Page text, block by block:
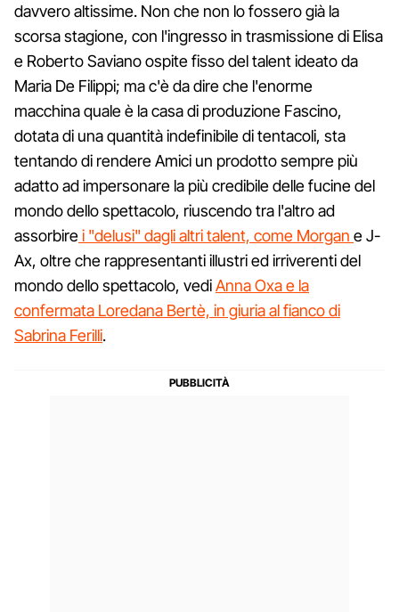
davvero altissime. Non che non lo fossero già la
scorsa stagione, con l'ingresso in trasmissione di Elisa
e Roberto Saviano ospite fisso del talent ideato da
Maria De Filippi; ma c'è da dire che l'enorme
macchina quale è la casa di produzione Fascino,
dotata di una quantità indefinibile di tentacoli, sta
tentando di rendere Amici un prodotto sempre più
adatto ad impersonare la più credibile delle fucine del
mondo dello spettacolo, riuscendo tra l'altro ad
assorbirei "delusi" dagli altri talent, come Morgan e J-
Ax, oltre che rappresentanti illustri ed irriverenti del
mondo dello spettacolo, vediAnna Oxa e la
confermata Loredana Bertè, in giuria al fianco di
Sabrina Ferilli.